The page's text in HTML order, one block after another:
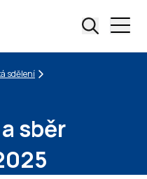
sdělení
sběr